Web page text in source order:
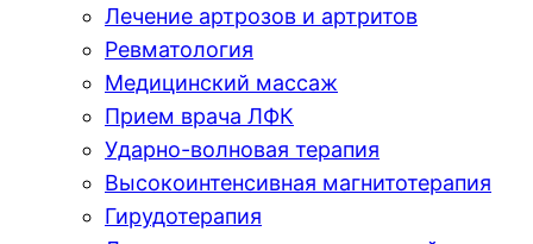
Лечение артрозов и артритов
Ревматология
Медицинский массаж
Прием врача ЛФК
Ударно-волновая терапия
Высокоинтенсивная магнитотерапия
Гирудотерапия